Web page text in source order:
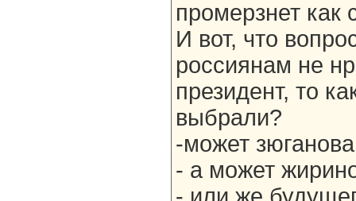
промерзнет как
И вот, что
россиянам не
президент, то
выбрали?
-может зюганова
- а может